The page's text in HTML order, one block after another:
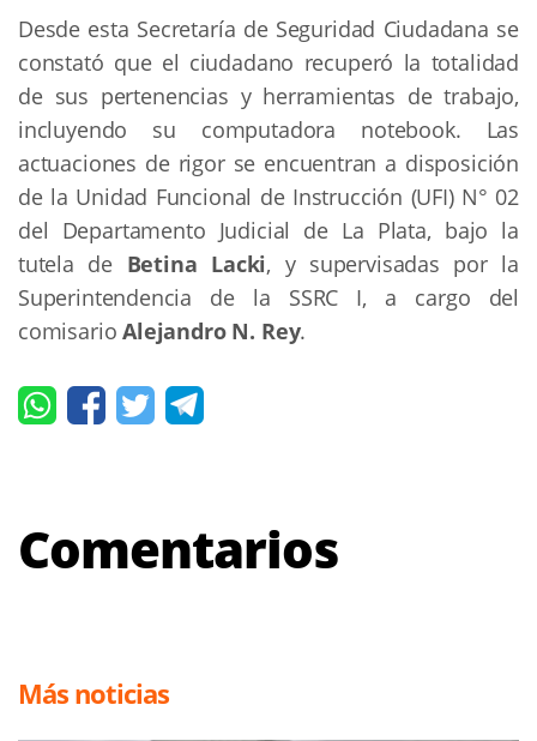
Desde esta Secretaría de Seguridad Ciudadana se
constató que el ciudadano recuperó la totalidad
de sus pertenencias y herramientas de trabajo,
incluyendo su computadora notebook. Las
actuaciones de rigor se encuentran a disposición
de la Unidad Funcional de Instrucción (UFI) N° 02
del Departamento Judicial de La Plata, bajo la
tutela de Betina Lacki, y supervisadas por la
Superintendencia de la SSRC I, a cargo del
comisarioAlejandro N. Rey.
Comentarios
Más noticias